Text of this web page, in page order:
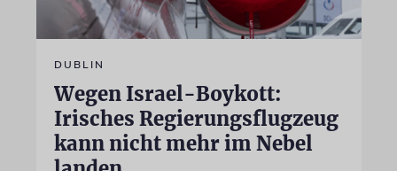
DUBLIN
Wegen Israel-Boykott:
Irisches Regierungsflugzeug
kann nicht mehr im Nebel